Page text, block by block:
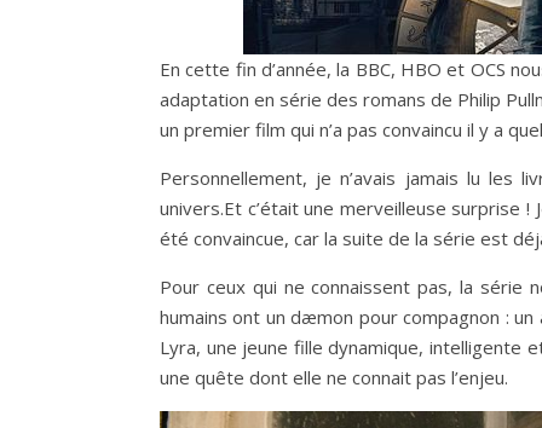
En cette fin d’année, la BBC, HBO et OCS
adaptation en série des romans de Philip
un premier film qui n’a pas convaincu il y a
Personnellement, je n’avais jamais lu
univers.Et c’était une merveilleuse surprise
été convaincue, car la suite de la série est
Pour ceux qui ne connaissent pas, la série
humains ont un dæmon pour compagnon :
Lyra, une jeune fille dynamique, intelligente
une quête dont elle ne connait pas l’enjeu.